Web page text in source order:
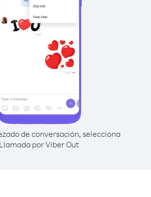
de conversación, selecciona
Llamada por Viber Out